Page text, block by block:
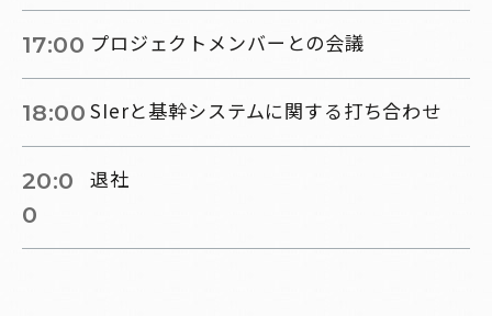
17:00 プロジェクトメンバーとの会議
18:00 SIerと基幹システムに関する打ち合わせ
20:0
0
退社